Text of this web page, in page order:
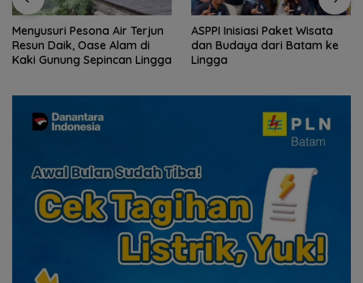
Menyusuri Pesona Air Terjun
Resun Daik, Oase Alam di
Kaki Gunung Sepincan Lingga
ASPPI Inisiasi Paket Wisata
dan Budaya dari Batam ke
Lingga